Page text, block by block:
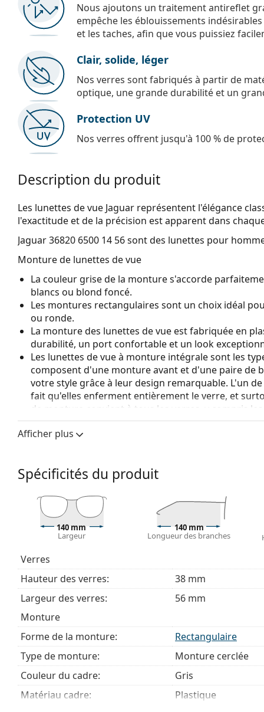
Nous ajoutons un traitement antireflet
empêche les éblouissements
et les taches, afin que vous puissiez
Clair, solide, léger
Nos verres sont fabriqués à partir de
optique, une grande durabilité et un
Protection UV
Nos verres offrent jusqu'à 100 % de
Description du produit
Les lunettes de vue Jaguar représentent l'élégance
l'exactitude et de la précision est apparent dans
Jaguar 36820 6500 14 56sont des lunettes pour
Monture de lunettes de vue
La couleur grise de la monture s'accorde
blancs ou blond foncé.
Les montures rectangulaires sont un choix idéal
ou ronde.
La monture des lunettes de vue est fabriquée en
durabilité, un port confortable et un look
Les lunettes de vue à monture intégrale sont les
composent d'une monture avant et d'une paire de
votre style grâce à leur design remarquable. L'un
fait qu'elles enferment entièrement le verre, et
de monture convient à tous les verres, y compris
Accessoires
Explorez la gamme complète de
des lunettessi vous avez besoin d'aide pour choisir.
Ceci est un dispositif médical. Lisez le mode d'emploi
Afficher plus
Spécificités du produit
140 mm
Largeur
140 mm
Longueur des branches
Verres
Hauteur des verres:
38 mm
Largeur des verres:
56 mm
Monture
Forme de la monture:
Rectangulaire
Type de monture:
Monture cerclée
Couleur du cadre:
Gris
Matériau cadre:
Plastique